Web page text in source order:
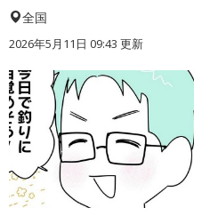
全国
2026年5月11日 09:43 更新